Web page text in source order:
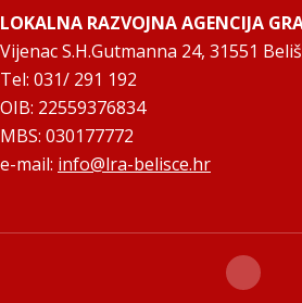
LOKALNA RAZVOJNA AGENCIJA
Vijenac S.H.Gutmanna 24, 31551
Tel: 031/ 291 192
OIB: 22559376834
MBS: 030177772
e-mail: info@lra-belisce.hr